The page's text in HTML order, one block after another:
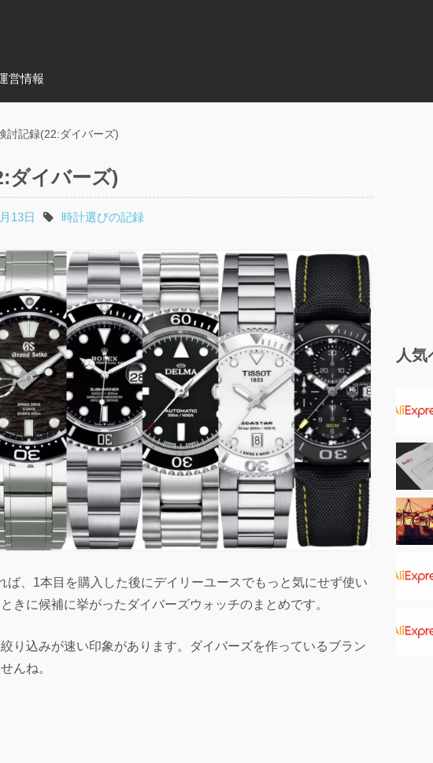
営情報
討記録(22:ダイバーズ)
ダイバーズ)
13日
タ時計選びの記録
ば、1本目を購入した後にデイリーユースでもっと気にせず使い
きに候補に挙がったダイバーズウォッチのまとめです。
り込みが速い印象があります。ダイバーズを作っているブラン
んね。
人気